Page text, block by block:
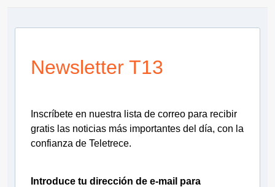
Newsletter T13
Inscríbete en nuestra lista de correo para recibir
gratis las noticias más importantes del día, con la
confianza de Teletrece.
Introduce tu dirección de e-mail para